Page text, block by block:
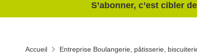
S’abonner, c’est cibler
Accueil Entreprise Boulangerie, pâtisserie,